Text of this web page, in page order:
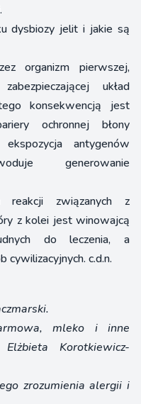
dysbiozy jelit i jakie są
organizm pierwszej,
układ
konsekwencją jest
ochronnej błony
antygenów
generowanie
reakcji związanych z
z kolei jest winowajcą
do leczenia, a
cywilizacyjnych. c.d.n.
mleko i inne
Korotkiewicz-
zrozumienia alergii i